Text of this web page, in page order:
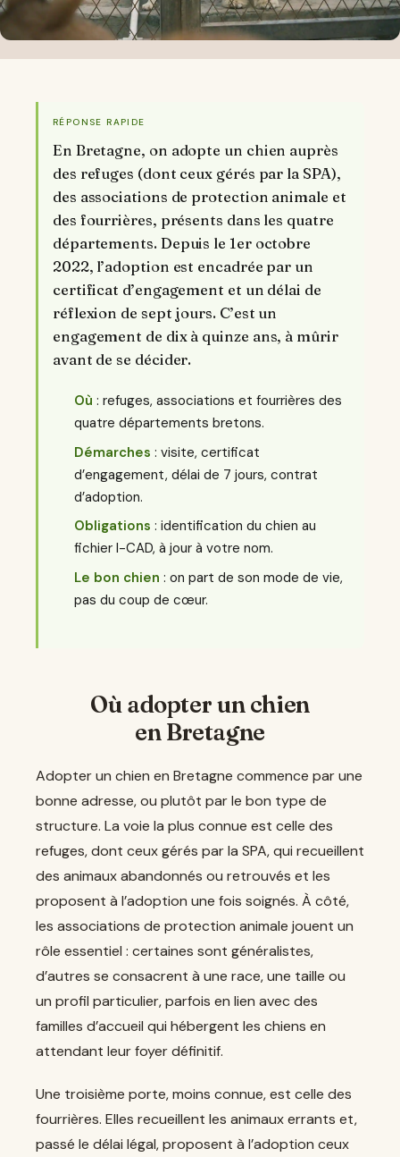
RÉPONSE RAPIDE
En Bretagne, on adopte un chien auprès
des refuges (dont ceux gérés par la SPA),
des associations de protection animale et
des fourrières, présents dans les quatre
départements. Depuis le 1er octobre
2022, l’adoption est encadrée par un
certificat d’engagement et un délai de
réflexion de sept jours. C’est un
engagement de dix à quinze ans, à mûrir
avant de se décider.
Où : refuges, associations et fourrières des
quatre départements bretons.
Démarches : visite, certificat
d’engagement, délai de 7 jours, contrat
d’adoption.
Obligations : identification du chien au
fichier I-CAD, à jour à votre nom.
Le bon chien : on part de son mode de vie,
pas du coup de cœur.
Où adopter un chien
en Bretagne
Adopter un chien en Bretagne commence par une
bonne adresse, ou plutôt par le bon type de
structure. La voie la plus connue est celle des
refuges, dont ceux gérés par la SPA, qui recueillent
des animaux abandonnés ou retrouvés et les
proposent à l’adoption une fois soignés. À côté,
les associations de protection animale jouent un
rôle essentiel : certaines sont généralistes,
d’autres se consacrent à une race, une taille ou
un profil particulier, parfois en lien avec des
familles d’accueil qui hébergent les chiens en
attendant leur foyer définitif.
Une troisième porte, moins connue, est celle des
fourrières. Elles recueillent les animaux errants et,
passé le délai légal, proposent à l’adoption ceux